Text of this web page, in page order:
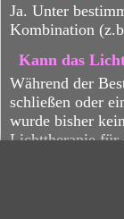
Ja. Unter
Kombination
Kann das
Während der
schließen oder
wurde bisher
Lichttherapie für